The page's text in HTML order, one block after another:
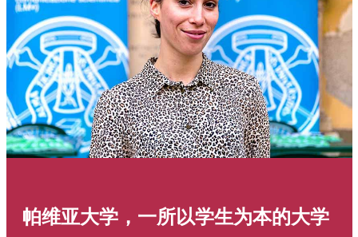
帕维亚大学，一所以学生为本的大学